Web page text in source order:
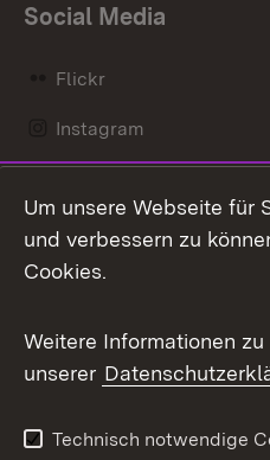
Social Media
Flickr
Instagram
Mastodon
Messenger
Social Wall
X / Twitter
Youtube
Um unsere Webseite für
und verbessern zu
Cookies.
Weitere Informationen
unserer
Technisch notwendige